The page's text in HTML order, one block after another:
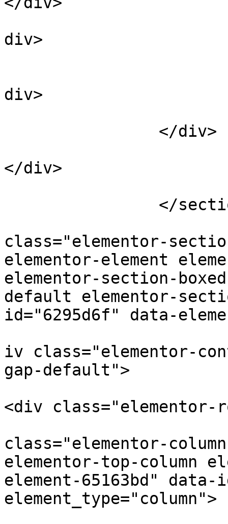
div>
div>
</div>
class="elementor-
elementor-element
elementor-section-
default elementor-
id="6295d6f" data-
iv class="elementor-
gap-default">
<div class="elementor-
class="elementor-
elementor-top-column
element-65163bd" data-
element_type="column">